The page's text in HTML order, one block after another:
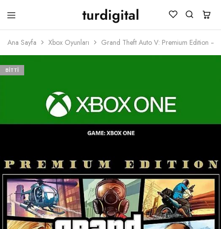
turdigital
TURDIGITAL
Dijital
Kartları
Paketleri
Ana Sayfa Xbox Oyunları Grand Theft Auto V: Premium Edition –
BITTI